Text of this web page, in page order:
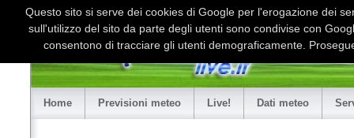
Home Previsioni meteo Live! Dati meteo
Questo sito si serve dei cookies di Google per l'erogazione dei
sull'utilizzo del sito da parte degli utenti sono condivise con
consentono di tracciare gli utenti demograficamente.